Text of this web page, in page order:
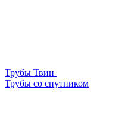
Трубы Твин
Трубы со спутником